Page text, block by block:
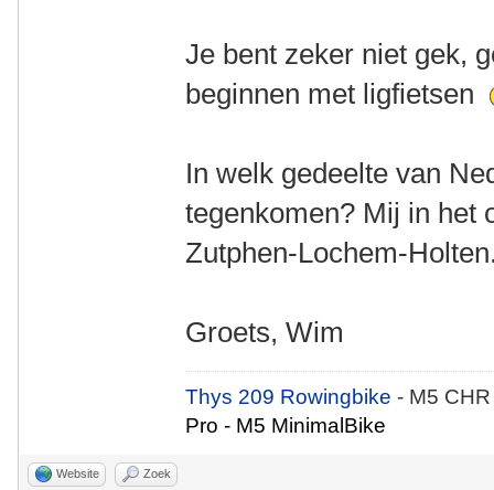
Je bent zeker niet gek,
beginnen met ligfietsen
In welk gedeelte van
tegenkomen? Mij in het
Zutphen-Lochem-
Groets, Wim
Thys 209 Rowingbike- M5
Pro - M5 MinimalBike
Website Zoek